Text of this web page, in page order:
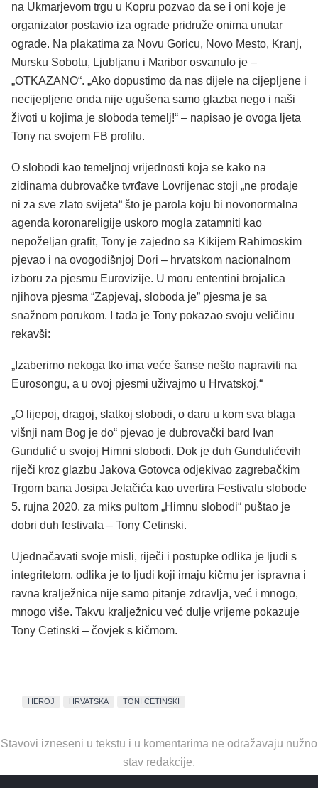
na Ukmarjevom trgu u Kopru pozvao da se i oni koje je
organizator postavio iza ograde pridruže onima unutar
ograde. Na plakatima za Novu Goricu, Novo Mesto, Kranj,
Mursku Sobotu, Ljubljanu i Maribor osvanulo je –
„OTKAZANO“. „Ako dopustimo da nas dijele na cijepljene i
necijepljene onda nije ugušena samo glazba nego i naši
životi u kojima je sloboda temelj!“ – napisao je ovoga ljeta
Tony na svojem FB profilu.
O slobodi kao temeljnoj vrijednosti koja se kako na
zidinama dubrovačke tvrđave Lovrijenac stoji „ne prodaje
ni za sve zlato svijeta“ što je parola koju bi novonormalna
agenda koronareligije uskoro mogla zatamniti kao
nepoželjan grafit, Tony je zajedno sa Kikijem Rahimoskim
pjevao i na ovogodišnjoj Dori – hrvatskom nacionalnom
izboru za pjesmu Eurovizije. U moru ententini brojalica
njihova pjesma “Zapjevaj, sloboda je” pjesma je sa
snažnom porukom. I tada je Tony pokazao svoju veličinu
rekavši:
„Izaberimo nekoga tko ima veće šanse nešto napraviti na
Eurosongu, a u ovoj pjesmi uživajmo u Hrvatskoj.“
„O lijepoj, dragoj, slatkoj slobodi, o daru u kom sva blaga
višnji nam Bog je do“ pjevao je dubrovački bard Ivan
Gundulić u svojoj Himni slobodi. Dok je duh Gundulićevih
riječi kroz glazbu Jakova Gotovca odjekivao zagrebačkim
Trgom bana Josipa Jelačića kao uvertira Festivalu slobode
5. rujna 2020. za miks pultom „Himnu slobodi“ puštao je
dobri duh festivala – Tony Cetinski.
Ujednačavati svoje misli, riječi i postupke odlika je ljudi s
integritetom, odlika je to ljudi koji imaju kičmu jer ispravna i
ravna kralježnica nije samo pitanje zdravlja, već i mnogo,
mnogo više. Takvu kralježnicu već dulje vrijeme pokazuje
Tony Cetinski – čovjek s kičmom.
HEROJ HRVATSKA TONI CETINSKI
Stavovi izneseni u tekstu i u komentarima ne odražavaju nužno
stav redakcije.